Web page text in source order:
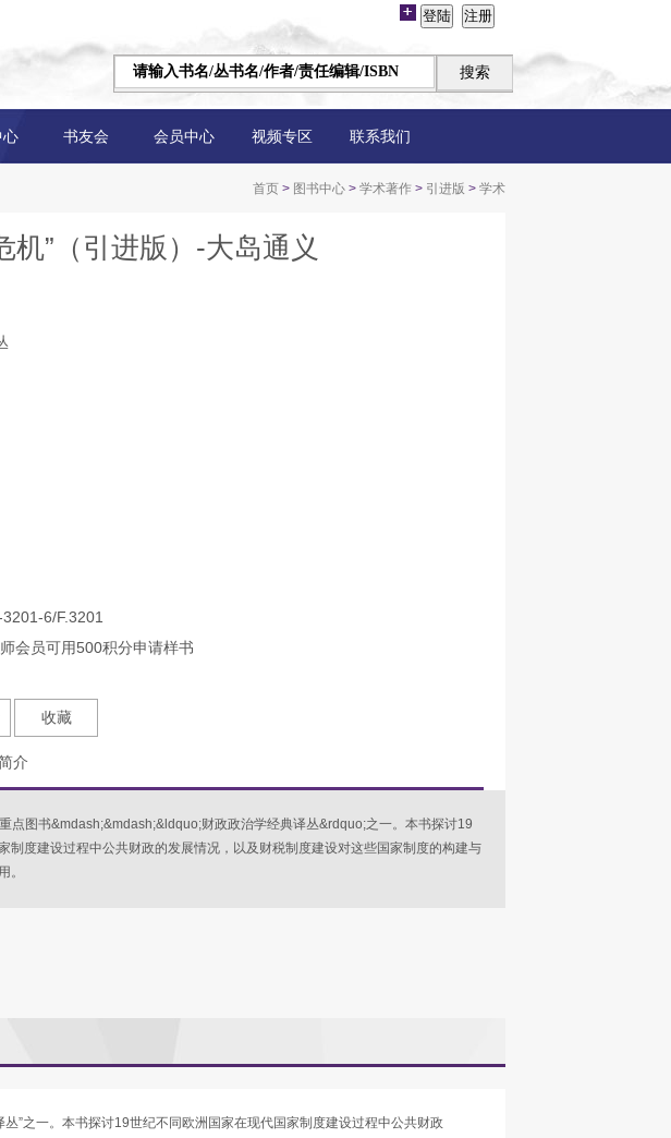
心 书友会 会员中心 视频专区 联系我们
首页 > 图书中心 > 学术著作 > 引进版 > 学术
机”（引进版）-大岛通义
6/F.3201
会员可用500积分申请样书
收藏
介
点图书&mdash;&mdash;&ldquo;财政政治学经典译丛&rdquo;之一。本书探讨19
制度建设过程中公共财政的发展情况，以及财税制度建设对这些国家制度的构建与
。
”之一。本书探讨19世纪不同欧洲国家在现代国家制度建设过程中公共财政